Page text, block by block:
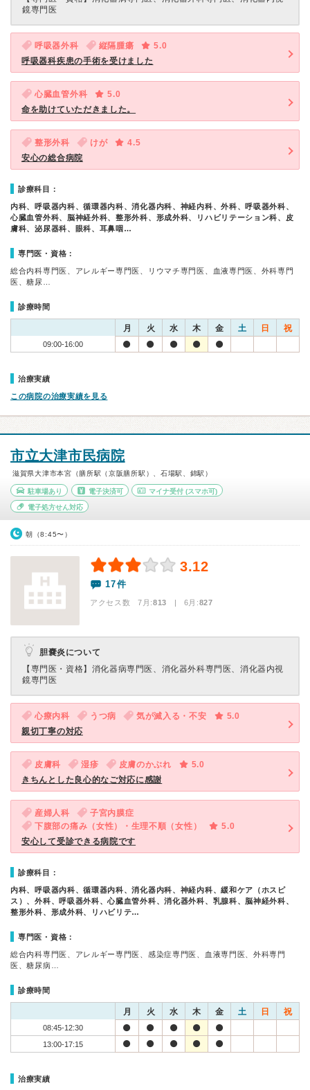
鏡専門医
呼吸器外科 縦隔腫瘍
5.0
呼吸器科疾患の手術を受けました
心臓血管外科
5.0
命を助けていただきました。
整形外科 けが
4.5
安心の総合病院
診療科目：
内科、呼吸器内科、循環器内科、消化器内科、神経内科、外科、呼吸器外科、
心臓血管外科、脳神経外科、整形外科、形成外科、リハビリテーション科、皮
膚科、泌尿器科、眼科、耳鼻咽…
専門医・資格：
総合内科専門医、アレルギー専門医、リウマチ専門医、血液専門医、外科専門
医、糖尿…
診療時間
月 火 水 木 金 土 日 祝
09:00-16:00
治療実績
この病院の治療実績を見る
市立大津市民病院
滋賀県大津市本宮（膳所駅（京阪膳所駅）、石場駅、錦駅）
駐車場あり 電子決済可 マイナ受付 (スマホ可)
電子処方せん対応
朝（8:45〜）
3.12
17件
アクセス数 7月:813 | 6月:827
胆嚢炎について
【専門医・資格】 消化器病専門医、消化器外科専門医、消化器内視
鏡専門医
心療内科 うつ病 気が滅入る・不安
5.0
親切丁寧の対応
皮膚科 湿疹 皮膚のかぶれ
5.0
きちんとした良心的なご対応に感謝
産婦人科
子宮内膜症
下腹部の痛み（女性）・生理不順（女性）
5.0
安心して受診できる病院です
診療科目：
内科、呼吸器内科、循環器内科、消化器内科、神経内科、緩和ケア（ホスピ
ス）、外科、呼吸器外科、心臓血管外科、消化器外科、乳腺科、脳神経外科、
整形外科、形成外科、リハビリテ…
専門医・資格：
総合内科専門医、アレルギー専門医、感染症専門医、血液専門医、外科専門
医、糖尿病…
診療時間
月 火 水 木 金 土 日 祝
08:45-12:30
13:00-17:15
治療実績